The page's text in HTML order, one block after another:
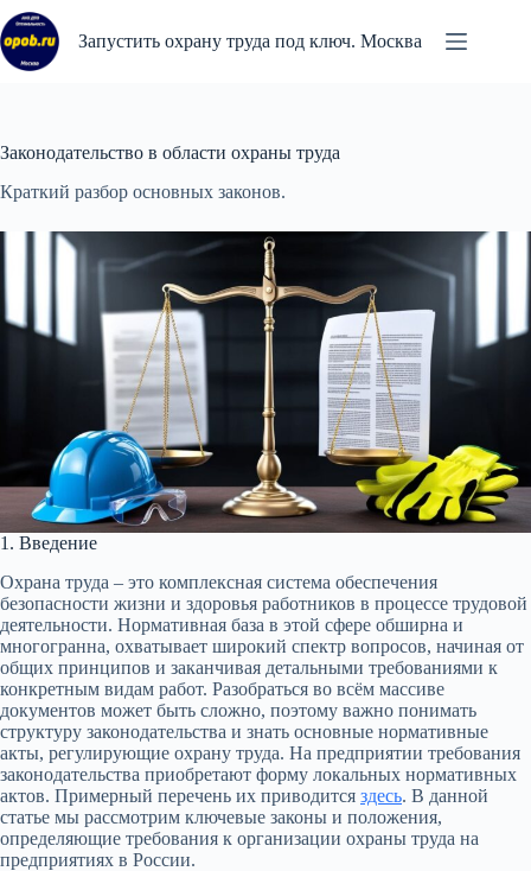
Перейти
к
сути
Запустить охрану труда под ключ. Москва
Законодательство в области охраны труда
Краткий разбор основных законов.
1. Введение
Охрана труда – это комплексная система обеспечения
безопасности жизни и здоровья работников в процессе трудовой
деятельности. Нормативная база в этой сфере обширна и
многогранна, охватывает широкий спектр вопросов, начиная от
общих принципов и заканчивая детальными требованиями к
конкретным видам работ. Разобраться во всём массиве
документов может быть сложно, поэтому важно понимать
структуру законодательства и знать основные нормативные
акты, регулирующие охрану труда. На предприятии требования
законодательства приобретают форму локальных нормативных
актов. Примерный перечень их приводится здесь. В данной
статье мы рассмотрим ключевые законы и положения,
определяющие требования к организации охраны труда на
предприятиях в России.